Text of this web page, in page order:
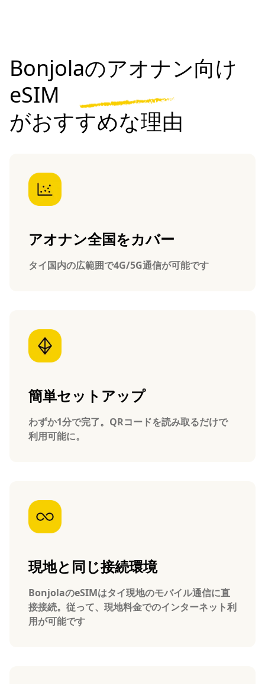
Bonjolaのアオナン向け
eSIM
がおすすめな理由
アオナン全国をカバー
タイ国内の広範囲で4G/5G通信が可能です
簡単セットアップ
わずか1分で完了。QRコードを読み取るだけで
利用可能に。
現地と同じ接続環境
BonjolaのeSIMはタイ現地のモバイル通信に直
接接続。従って、現地料金でのインターネット利
用が可能です